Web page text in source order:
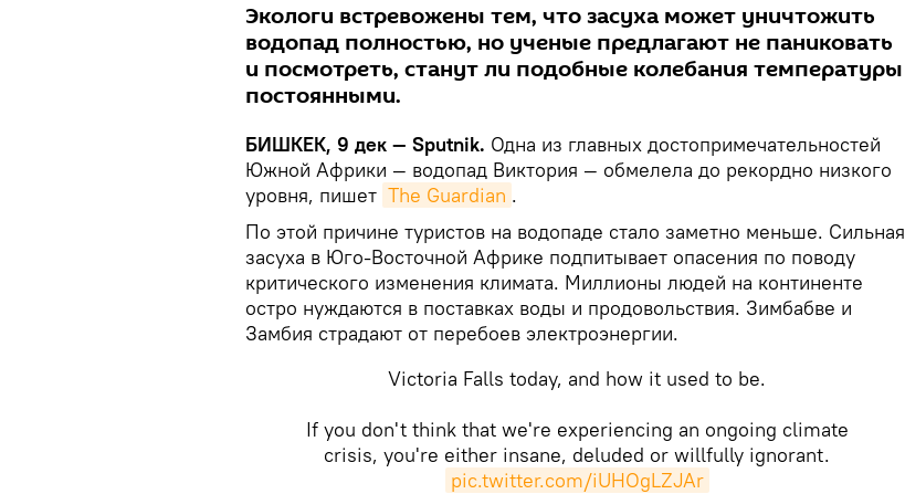
Экологи встревожены тем, что засуха может уничтожить
водопад полностью, но ученые предлагают не паниковать
и посмотреть, станут ли подобные колебания температуры
постоянными.
БИШКЕК, 9 дек — Sputnik. Одна из главных достопримечательностей
Южной Африки — водопад Виктория — обмелела до рекордно низкого
уровня, пишет The Guardian .
По этой причине туристов на водопаде стало заметно меньше. Сильная
засуха в Юго-Восточной Африке подпитывает опасения по поводу
критического изменения климата. Миллионы людей на континенте
остро нуждаются в поставках воды и продовольствия. Зимбабве и
Замбия страдают от перебоев электроэнергии.
Victoria Falls today, and how it used to be.
If you don't think that we're experiencing an ongoing climate
crisis, you're either insane, deluded or willfully ignorant.
pic.twitter.com/iUHOgLZJAr